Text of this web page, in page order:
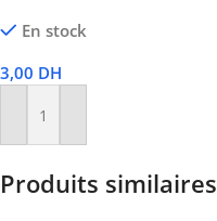
En stock
3,00 DH
Ajouter Au Panier
Produits similaires